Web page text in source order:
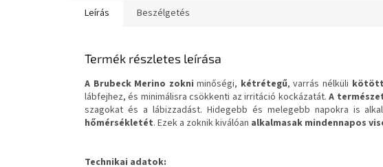
Leírás Beszélgetés
Termék részletes leírása
A Brubeck Merino zokni minőségi, kétrétegű, varrás nélküli kötött
lábfejhez, és minimálisra csökkenti az irritáció kockázatát.A
szagokat és a lábizzadást. Hidegebb és melegebb napokra is
hőmérsékletét. Ezek a zoknik kiválóan alkalmasak mindennapos
Technikai adatok: